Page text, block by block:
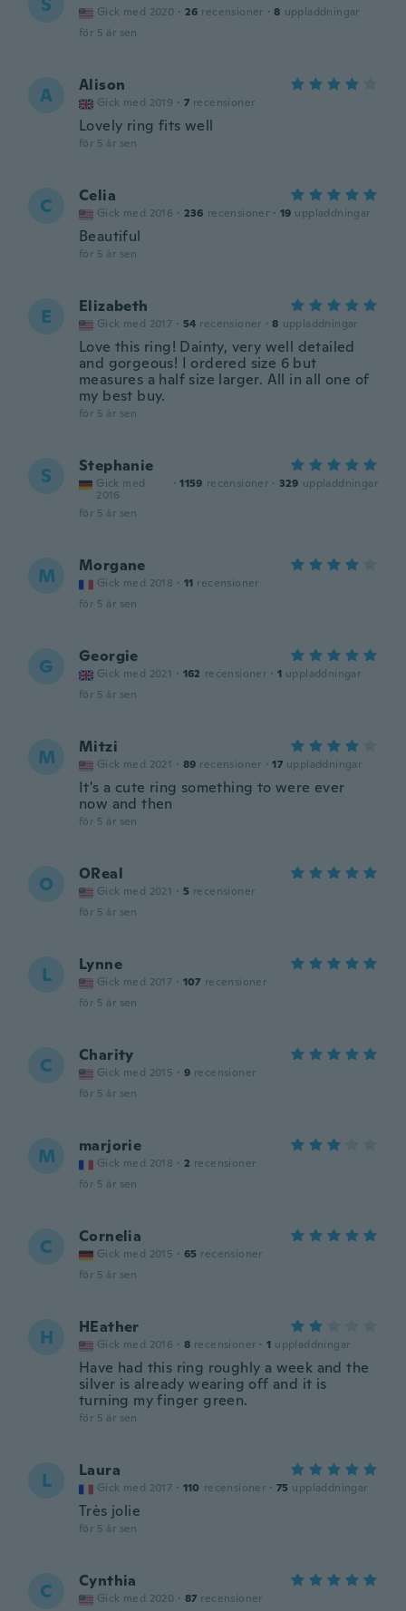
Gick med 2020 · 26 recensioner · 8 uppladdningar
för 5 år sen
A Alison
Gick med 2019 · 7 recensioner
Lovely ring fits well
för 5 år sen
C Celia
Gick med 2016 · 236 recensioner · 19 uppladdningar
Beautiful
för 5 år sen
E Elizabeth
Gick med 2017 · 54 recensioner · 8 uppladdningar
Love this ring! Dainty, very well detailed
and gorgeous! I ordered size 6 but
measures a half size larger. All in all one of
my best buy.
för 5 år sen
S Stephanie
Gick med
2016
· 1159 recensioner · 329 uppladdningar
för 5 år sen
M Morgane
Gick med 2018 · 11 recensioner
för 5 år sen
G Georgie
Gick med 2021 · 162 recensioner · 1 uppladdningar
för 5 år sen
M Mitzi
Gick med 2021 · 89 recensioner · 17 uppladdningar
It's a cute ring something to were ever
now and then
för 5 år sen
O OReal
Gick med 2021 · 5 recensioner
för 5 år sen
L Lynne
Gick med 2017 · 107 recensioner
för 5 år sen
C Charity
Gick med 2015 · 9 recensioner
för 5 år sen
M marjorie
Gick med 2018 · 2 recensioner
för 5 år sen
C Cornelia
Gick med 2015 · 65 recensioner
för 5 år sen
H HEather
Gick med 2016 · 8 recensioner · 1 uppladdningar
Have had this ring roughly a week and the
silver is already wearing off and it is
turning my finger green.
för 5 år sen
L Laura
Gick med 2017 · 110 recensioner · 75 uppladdningar
Très jolie
för 5 år sen
C Cynthia
Gick med 2020 · 87 recensioner